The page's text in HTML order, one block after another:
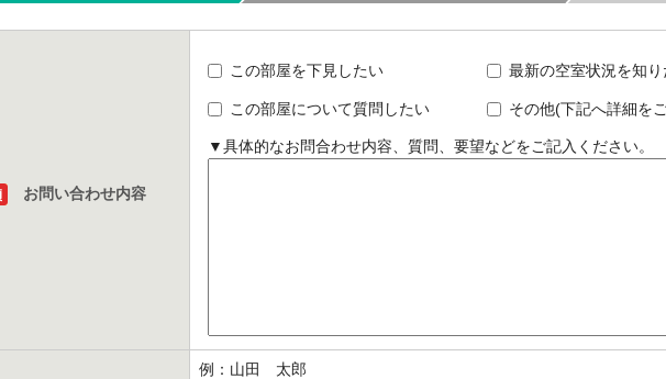
お問い合わせ内容
この部屋を下見したい 最新の空室状況を知り
この部屋について質問したい その他(下記へ詳細を
▼具体的なお問合わせ内容、質問、要望などをご記入ください。
例：山田 太郎